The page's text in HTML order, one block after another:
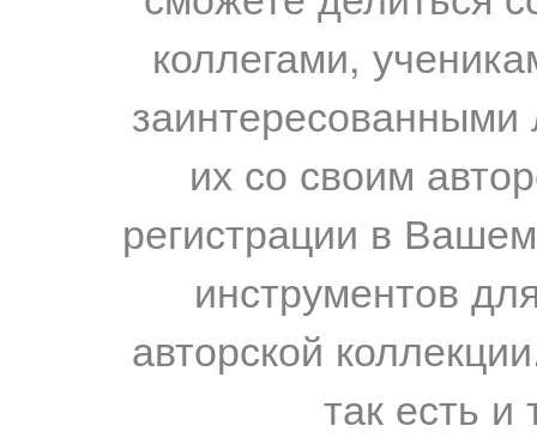
коллегами,
их со своим
регистрации в
инструментов
авторской
так есть и